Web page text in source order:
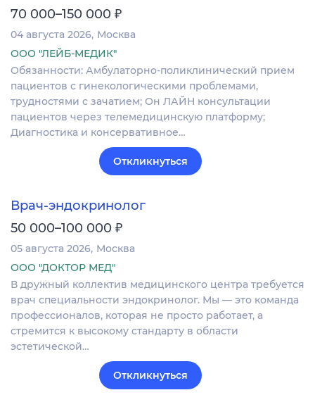
70 000–150 000 ₽
04 августа 2026 Москва
ООО "ЛЕЙБ-МЕДИК"
Обязанности: Амбулаторно-поликлинический прием
пациентов с гинекологическими проблемами,
трудностями с зачатием; Он ЛАЙН консультации
пациентов через телемедицинскую платформу;
Диагностика и консервативное…
Откликнуться
Врач-эндокринолог
50 000–100 000 ₽
05 августа 2026 Москва
ООО "ДОКТОР МЕД"
В дружный коллектив медицинского центра требуется
врач специальности эндокринолог. Мы — это команда
профессионалов, которая не просто работает, а
стремится к высокому стандарту в области
эстетической…
Откликнуться